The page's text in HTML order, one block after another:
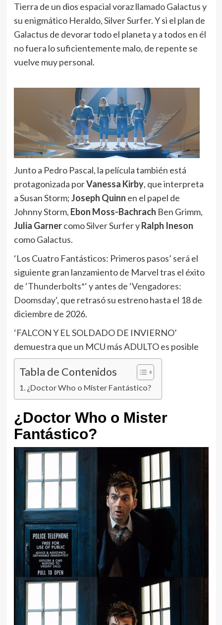
Tierra de un dios espacial voraz llamado Galactus y
su enigmático Heraldo, Silver Surfer. Y si el plan de
Galactus de devorar todo el planeta y a todos en él
no fuera lo suficientemente malo, de repente se
vuelve muy personal.
Junto a Pedro Pascal, la película también está
protagonizada porVanessa Kirby, que interpreta
a Susan Storm;Joseph Quinn en el papel de
Johnny Storm, Ebon Moss-Bachrach Ben Grimm,
Julia Garnercomo Silver Surfer yRalph Ineson
como Galactus.
‘Los Cuatro Fantásticos: Primeros pasos’ será el
siguiente gran lanzamiento de Marvel tras el éxito
de ‘Thunderbolts*‘ y antes de ‘Vengadores:
Doomsday‘, que retrasó su estreno hasta el 18 de
diciembre de 2026.
‘FALCON Y EL SOLDADO DE INVIERNO’
demuestra que un MCU más ADULTO es posible
Tabla de Contenidos
¿Doctor Who o Mister Fantástico?
¿Doctor Who o Mister
Fantástico?